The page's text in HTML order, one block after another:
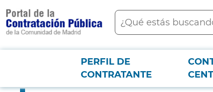
contenido
principal
Buscar
Menú PCON
PERFIL DE
CONTRATANTE
Suministro mediante adquisición de implantes: prótesis